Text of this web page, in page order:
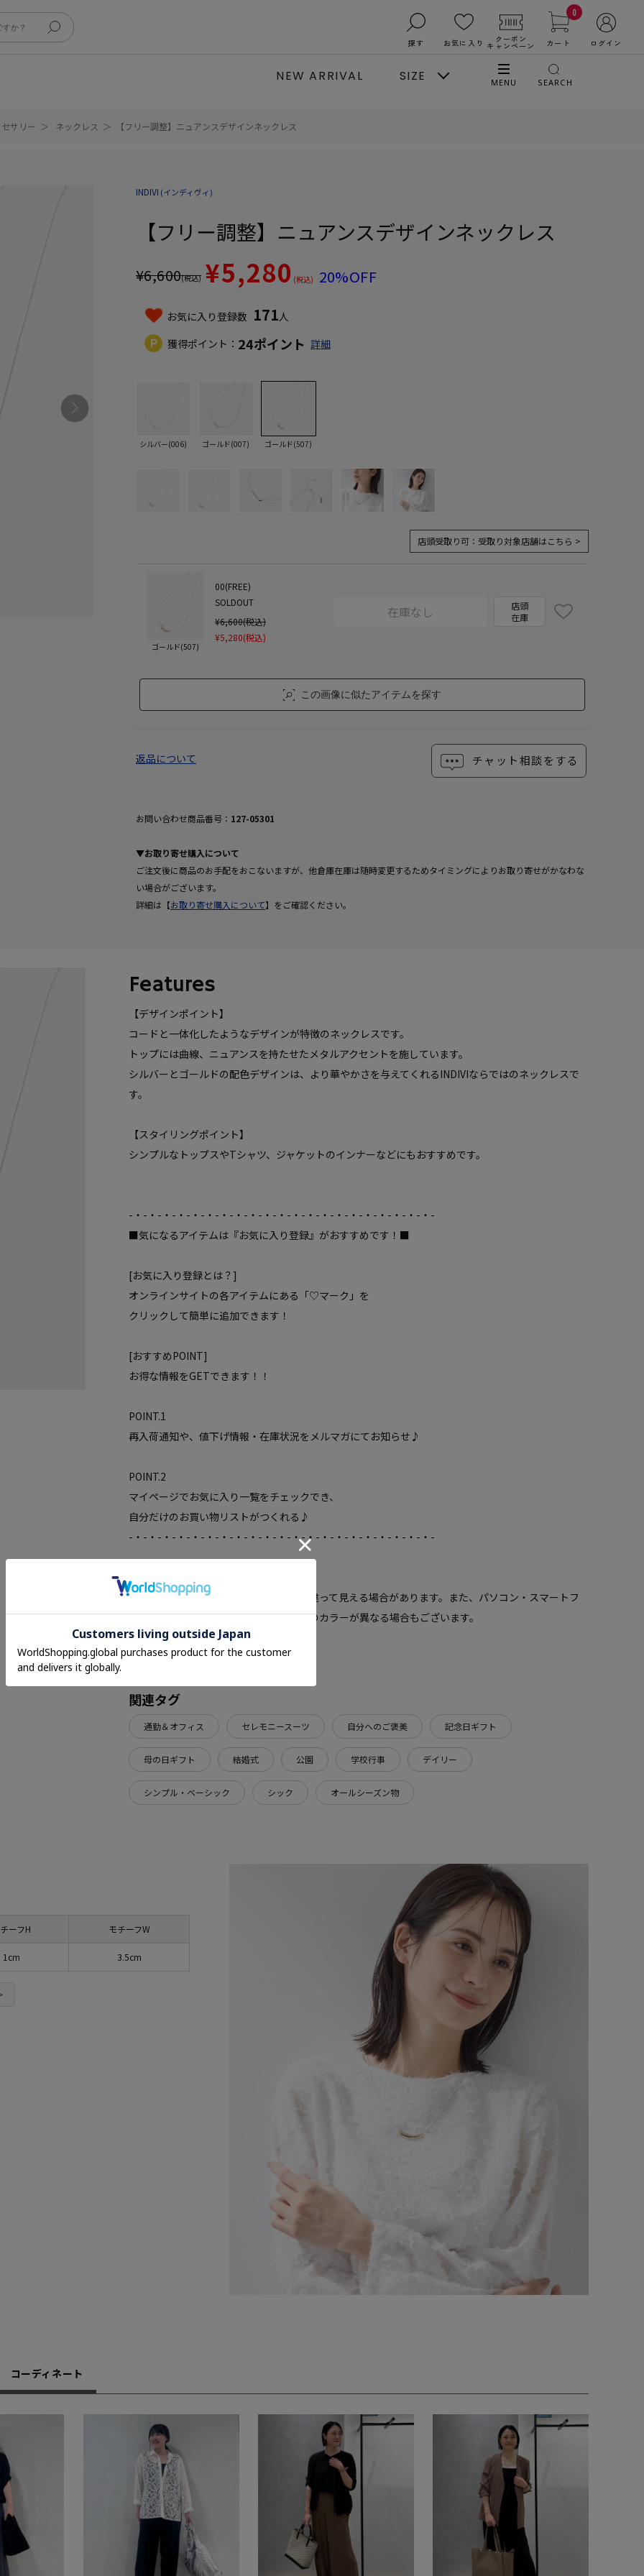
探す お気に入り クーポン
キャンペーン
0
カート ログイン
NEW ARRIVAL SIZE MENU SEARCH
セサリー ネックレス 【フリー調整】ニュアンスデザインネックレス
INDIVI (インディヴィ)
【フリー調整】ニュアンスデザインネックレス
¥6,600(税込) ¥5,280 (税込) 20%OFF
お気に入り登録数 171人
獲得ポイント： 24ポイント 詳細
シルバー(006) ゴールド(007) ゴールド(507)
店頭受取り可： 受取り対象店舗はこちら >
ゴールド(507)
00(FREE)
SOLDOUT
¥6,600(税込)
¥5,280(税込)
在庫なし
店頭
在庫
この画像に似たアイテムを探す
チャット相談をする
返品について
お問い合わせ商品番号： 127-05301
▼お取り寄せ購入について
ご注文後に商品のお手配をおこないますが、他倉庫在庫は随時変更するためタイミングによりお取り寄せがかなわな
い場合がございます。
詳細は【お取り寄せ購入について】をご確認ください。
Features
【デザインポイント】
コードと一体化したようなデザインが特徴のネックレスです。
トップには曲線、ニュアンスを持たせたメタルアクセントを施しています。
シルバーとゴールドの配色デザインは、より華やかさを与えてくれるINDIVIならではのネックレスで
す。
【スタイリングポイント】
シンプルなトップスやTシャツ、ジャケットのインナーなどにもおすすめです。
-・-・-・-・-・-・-・-・-・-・-・-・-・-・-・-・-・-・-・-・-・-
■気になるアイテムは『お気に入り登録』がおすすめです！■
[お気に入り登録とは？]
オンラインサイトの各アイテムにある「♡マーク」を
クリックして簡単に追加できます！
[おすすめPOINT]
お得な情報をGETできます！！
POINT.1
再入荷通知や、値下げ情報・在庫状況をメルマガにてお知らせ♪
POINT.2
マイページでお気に入り一覧をチェックでき、
自分だけのお買い物リストがつくれる♪
-・-・-・-・-・-・-・-・-・-・-・-・-・-・-・-・-・-・-・-・-・-
※照明の関係により、実際よりも色味が違って見える場合があります。また、パソコン・スマートフ
ォンなどの環境により、若干製品と画像のカラーが異なる場合もございます。
関連タグ
通勤＆オフィス セレモニースーツ 自分へのご褒美 記念日ギフト
母の日ギフト 結婚式 公園 学校行事 デイリー
シンプル・ベーシック シック オールシーズン物
ーフH モチーフW
1cm 3.5cm
コーディネート